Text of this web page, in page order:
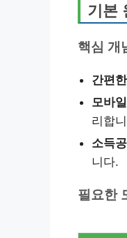
기본
핵심 개
간편
모바
리합
소득
니다.
필요한